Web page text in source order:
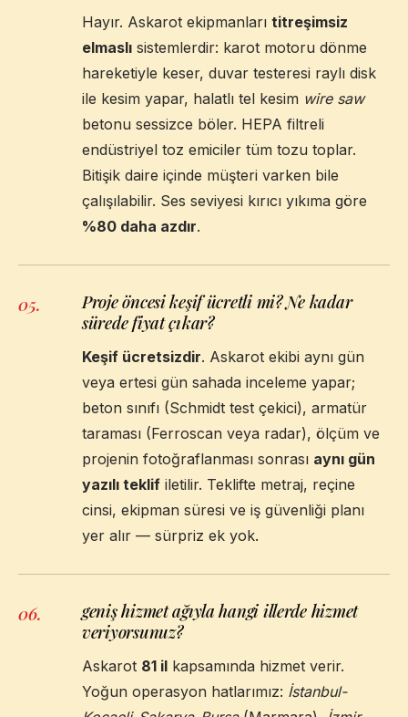
Hayır. Askarot ekipmanları titreşimsiz
elmaslı sistemlerdir: karot motoru dönme
hareketiyle keser, duvar testeresi raylı disk
ile kesim yapar, halatlı tel kesim wire saw
betonu sessizce böler. HEPA filtreli
endüstriyel toz emiciler tüm tozu toplar.
Bitişik daire içinde müşteri varken bile
çalışılabilir. Ses seviyesi kırıcı yıkıma göre
%80 daha azdır.
05.
Proje öncesi keşif ücretli mi? Ne kadar
sürede fiyat çıkar?
Keşif ücretsizdir. Askarot ekibi aynı gün
veya ertesi gün sahada inceleme yapar;
beton sınıfı (Schmidt test çekici), armatür
taraması (Ferroscan veya radar), ölçüm ve
projenin fotoğraflanması sonrası aynı gün
yazılı teklif iletilir. Teklifte metraj, reçine
cinsi, ekipman süresi ve iş güvenliği planı
yer alır — sürpriz ek yok.
06.
geniş hizmet ağıyla hangi illerde hizmet
veriyorsunuz?
Askarot 81 il kapsamında hizmet verir.
Yoğun operasyon hatlarımız: İstanbul-